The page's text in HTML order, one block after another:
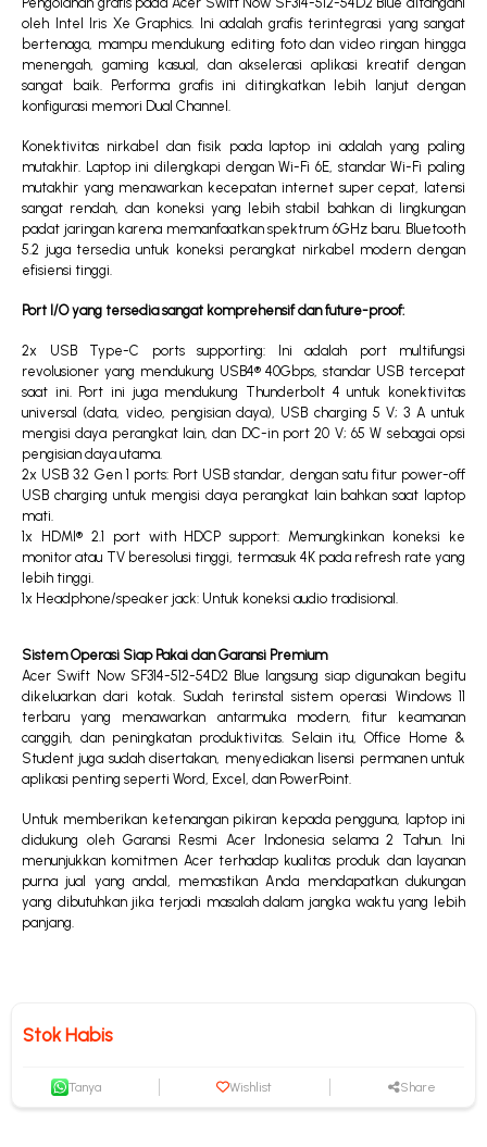
oleh Intel Iris Xe Graphics. Ini adalah grafis terintegrasi yang sangat
bertenaga, mampu mendukung editing foto dan video ringan hingga
menengah, gaming kasual, dan akselerasi aplikasi kreatif dengan
sangat baik. Performa grafis ini ditingkatkan lebih lanjut dengan
konfigurasi memori Dual Channel.
Konektivitas nirkabel dan fisik pada laptop ini adalah yang paling
mutakhir. Laptop ini dilengkapi dengan Wi-Fi 6E, standar Wi-Fi paling
mutakhir yang menawarkan kecepatan internet super cepat, latensi
sangat rendah, dan koneksi yang lebih stabil bahkan di lingkungan
padat jaringan karena memanfaatkan spektrum 6GHz baru. Bluetooth
5.2 juga tersedia untuk koneksi perangkat nirkabel modern dengan
efisiensi tinggi.
Port I/O yang tersedia sangat komprehensif dan future-proof:
2x USB Type-C ports supporting: Ini adalah port multifungsi
revolusioner yang mendukung USB4® 40Gbps, standar USB tercepat
saat ini. Port ini juga mendukung Thunderbolt 4 untuk konektivitas
universal (data, video, pengisian daya), USB charging 5 V; 3 A untuk
mengisi daya perangkat lain, dan DC-in port 20 V; 65 W sebagai opsi
pengisian daya utama.
2x USB 3.2 Gen 1 ports: Port USB standar, dengan satu fitur power-off
USB charging untuk mengisi daya perangkat lain bahkan saat laptop
mati.
1x HDMI® 2.1 port with HDCP support: Memungkinkan koneksi ke
monitor atau TV beresolusi tinggi, termasuk 4K pada refresh rate yang
lebih tinggi.
1x Headphone/speaker jack: Untuk koneksi audio tradisional.
Sistem Operasi Siap Pakai dan Garansi Premium
Acer Swift Now SF314-512-54D2 Blue langsung siap digunakan begitu
dikeluarkan dari kotak. Sudah terinstal sistem operasi Windows 11
terbaru yang menawarkan antarmuka modern, fitur keamanan
canggih, dan peningkatan produktivitas. Selain itu, Office Home &
Student juga sudah disertakan, menyediakan lisensi permanen untuk
aplikasi penting seperti Word, Excel, dan PowerPoint.
Untuk memberikan ketenangan pikiran kepada pengguna, laptop ini
didukung oleh Garansi Resmi Acer Indonesia selama 2 Tahun. Ini
menunjukkan komitmen Acer terhadap kualitas produk dan layanan
purna jual yang andal, memastikan Anda mendapatkan dukungan
yang dibutuhkan jika terjadi masalah dalam jangka waktu yang lebih
panjang.
Stok Habis
Tanya Wishlist Share